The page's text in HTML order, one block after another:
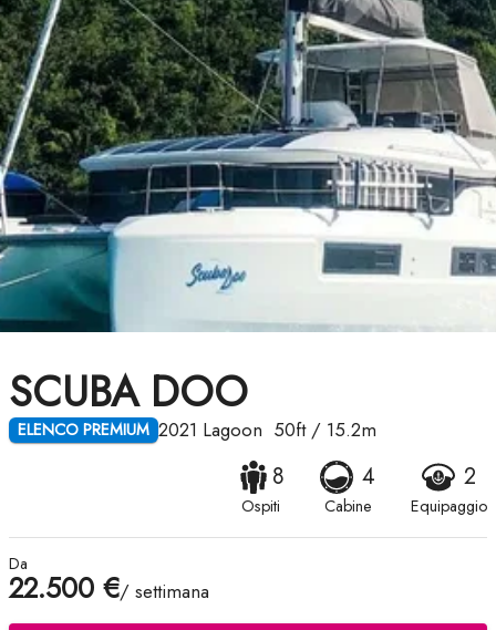
SCUBA DOO
ELENCO PREMIUM 2021 Lagoon 50ft/ 15.2m
8
Ospiti
4
Cabine
2
Equipaggio
Da
22.500 €/ settimana